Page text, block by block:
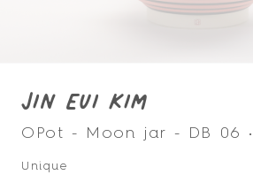
Jin Eui Kim
OPot - Moon jar - DB 06 •
Unique